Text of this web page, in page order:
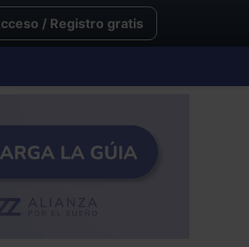
/ Registro gratis